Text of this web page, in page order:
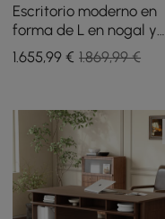
Escritorio moderno en
forma de L en nogal y
cuero reclinable, silla
giratoria ajustable
1.655,99 € 1.869,99 €